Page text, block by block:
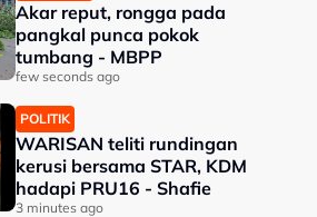
Akar reput, rongga pada
pangkal punca pokok
tumbang - MBPP
few seconds ago
POLITIK
WARISAN teliti rundingan
kerusi bersama STAR, KDM
hadapi PRU16 - Shafie
3 minutes ago